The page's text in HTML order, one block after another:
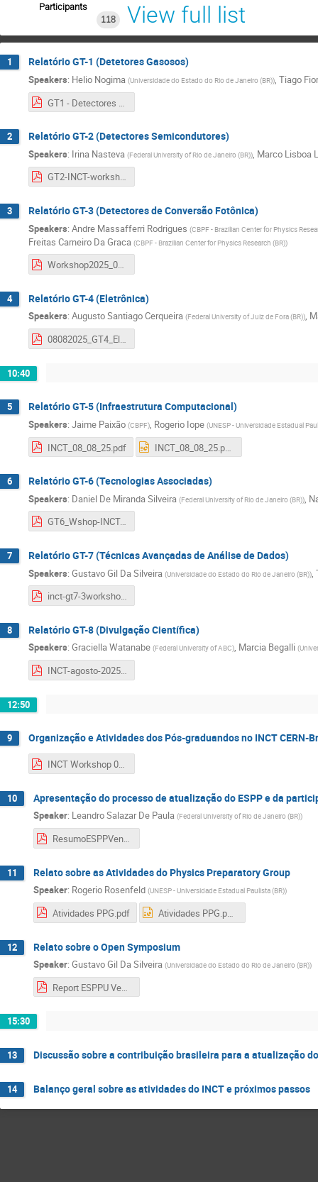
Participants
118
View full list
1 Relatório GT-1 (Detetores Gasosos)
Speakers: Helio Nogima (Universidade do Estado do Rio de Janeiro (BR)), Tiago
GT1 - Detectores Gasosos - agosto de 2025.pdf
2 Relatório GT-2 (Detectores Semicondutores)
Speakers: Irina Nasteva (Federal University of Rio de Janeiro (BR)), Marco Lisboa
GT2-INCT-workshop-3.pdf
3 Relatório GT-3 (Detectores de Conversão Fotônica)
Speakers: Andre Massafferri Rodrigues (CBPF - Brazilian Center for Physics
Freitas Carneiro Da Graca (CBPF - Brazilian Center for Physics Research (BR))
Workshop2025_08-GT3_v1.pdf
4 Relatório GT-4 (Eletrônica)
Speakers: Augusto Santiago Cerqueira (Federal University of Juiz de Fora (BR)),
08082025_GT4_Eletr-INCTvf (1).pdf
10:40
5 Relatório GT-5 (Infraestrutura Computacional)
Speakers: Jaime Paixão (CBPF), Rogerio Iope (UNESP - Universidade Estadual
INCT_08_08_25.pdf
6 Relatório GT-6 (Tecnologias Associadas)
Speakers: Daniel De Miranda Silveira (Federal University of Rio de Janeiro (BR)),
GT6_Wshop-INCT-CERN-Br_2025.pdf
7 Relatório GT-7 (Técnicas Avançadas de Análise de Dados)
Speakers: Gustavo Gil Da Silveira (Universidade do Estado do Rio de Janeiro (BR))
inct-gt7-3workshop-ago2025.pdf
8 Relatório GT-8 (Divulgação Científica)
Speakers: Graciella Watanabe (Federal University of ABC), Marcia Begalli (
INCT-agosto-2025(1).pdf
12:50
9 Organização e Atividades dos Pós-graduandos no INCT CERN-
INCT Workshop 080825.pdf
10 Apresentação do processo de atualização do ESPP e da
Speaker: Leandro Salazar De Paula (Federal University of Rio de Janeiro (BR))
ResumoESPPVeneza.pdf
11 Relato sobre as Atividades do Physics Preparatory Group
Speaker: Rogerio Rosenfeld (UNESP - Universidade Estadual Paulista (BR))
Atividades PPG.pdf Atividades PPG.pptx
12 Relato sobre o Open Symposium
Speaker: Gustavo Gil Da Silveira (Universidade do Estado do Rio de Janeiro (BR))
Report ESPPU Veneza
15:30
13 Discussão sobre a contribuição brasileira para a atualização
14 Balanço geral sobre as atividades do INCT e próximos passos